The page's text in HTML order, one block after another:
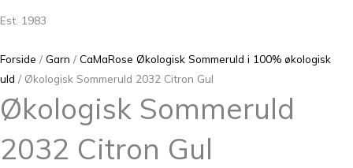
Est. 1983
Forside / Garn / CaMaRose Økologisk Sommeruld i 100% økologisk
uld / Økologisk Sommeruld 2032 Citron Gul
Økologisk Sommeruld
2032 Citron Gul